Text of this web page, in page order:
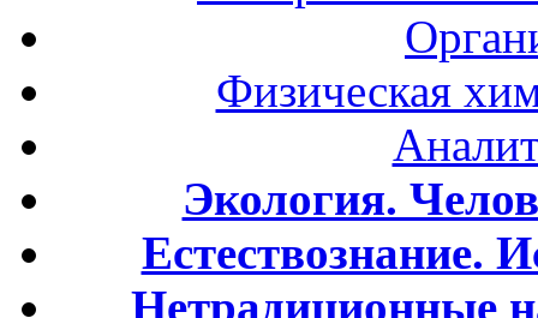
Физическая
Экология.
Естествознание.
Нетрадиционные